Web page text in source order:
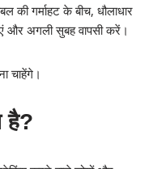
की गर्माहट के बीच, धौलाधार
और अगली सुबह वापसी करें।
चाहेंगे।
है?